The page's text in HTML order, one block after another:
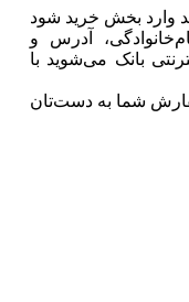
بخش خرید شود
آدرس و
بانک‌ می‌شوید با
شما به دست‌تان